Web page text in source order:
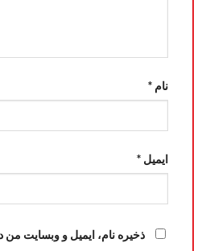
نام *
ایمیل *
ذخیره نام، ایمیل و وبسایت